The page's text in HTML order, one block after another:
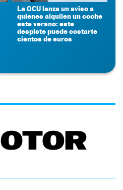
La OCU lanza un aviso a
quienes alquilen un coche
este verano: este
despiste puede costarte
cientos de euros